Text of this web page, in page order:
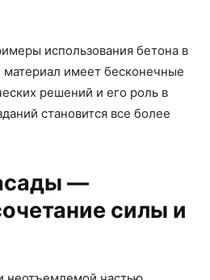
использования бетона в
имеет бесконечные
решений и его роль в
становится все более
—
силы и